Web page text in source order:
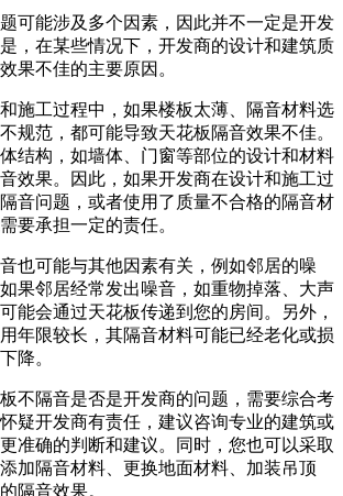
可能涉及多个因素，因此并不一定是开发
，在某些情况下，开发商的设计和建筑质
果不佳的主要原因。
施工过程中，如果楼板太薄、隔音材料选
规范，都可能导致天花板隔音效果不佳。
结构，如墙体、门窗等部位的设计和材料
效果。因此，如果开发商在设计和施工过
音问题，或者使用了质量不合格的隔音材
要承担一定的责任。
也可能与其他因素有关，例如邻居的噪
果邻居经常发出噪音，如重物掉落、大声
能会通过天花板传递到您的房间。另外，
年限较长，其隔音材料可能已经老化或损
降。
不隔音是否是开发商的问题，需要综合考
疑开发商有责任，建议咨询专业的建筑或
准确的判断和建议。同时，您也可以采取
加隔音材料、更换地面材料、加装吊顶
隔音效果。